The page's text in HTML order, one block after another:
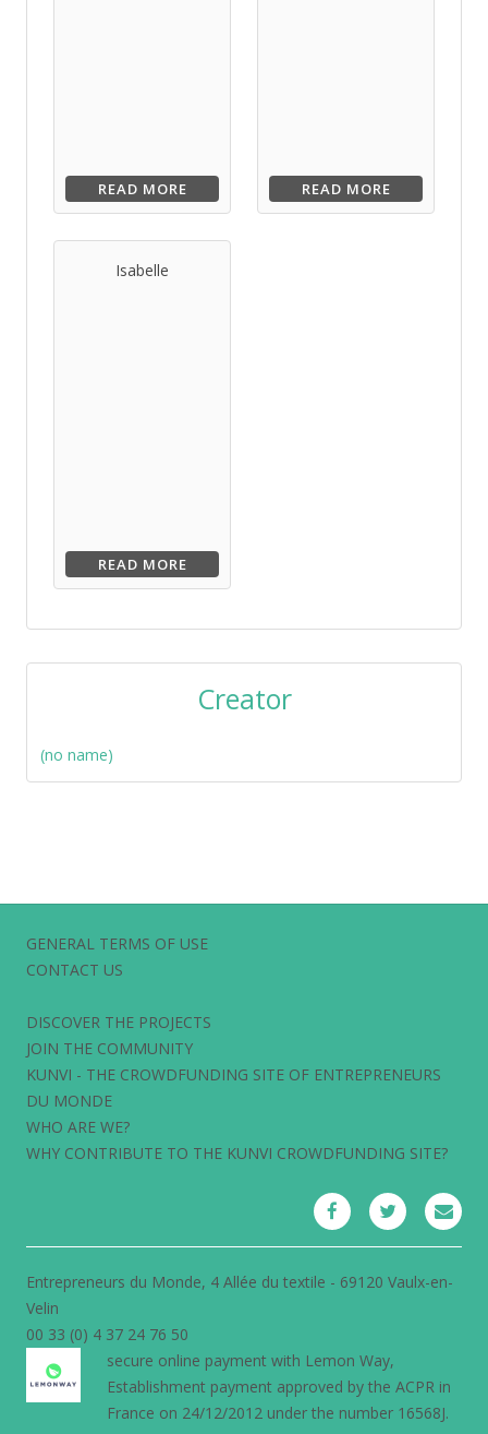
READ MORE READ MORE
Isabelle
READ MORE
Creator
(no name)
GENERAL TERMS OF USE
CONTACT US
DISCOVER THE PROJECTS
JOIN THE COMMUNITY
KUNVI - THE CROWDFUNDING SITE OF ENTREPRENEURS
DU MONDE
WHO ARE WE?
WHY CONTRIBUTE TO THE KUNVI CROWDFUNDING SITE?
Entrepreneurs du Monde, 4 Allée du textile - 69120 Vaulx-en-
Velin
00 33 (0) 4 37 24 76 50
secure online payment with Lemon Way,
Establishment payment approved by the ACPR in
France on 24/12/2012 under the number 16568J.